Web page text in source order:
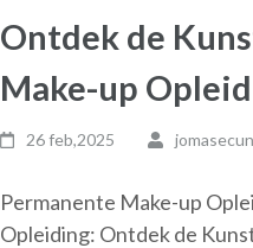
Ontdek de
Make-up
26 feb,2025
Permanente Make-up
Opleiding: Ontdek de